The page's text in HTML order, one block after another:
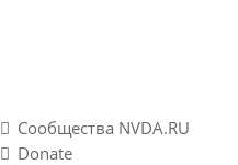
Сообщества NVDA.RU
Donate